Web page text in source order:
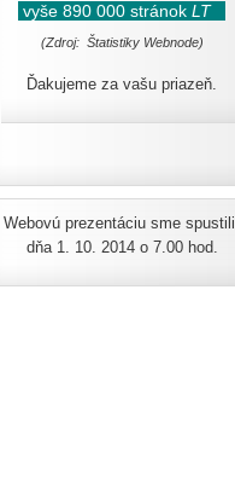
vyše 890 000 stránok LT
(Zdroj: Štatistiky Webnode)
Ďakujeme za vašu priazeň.
Webovú prezentáciu sme spustili
dňa 1. 10. 2014 o 7.00 hod.